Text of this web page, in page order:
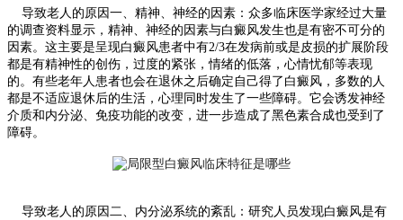
导致老人的原因一、精神、神经的因素：众多临床医学家经过大量
的调查资料显示，精神、神经的因素与白癜风发生也是有密不可分的
因素。这主要是呈现白癜风患者中有2/3在发病前或是皮损的扩展阶段
都是有精神性的创伤，过度的紧张，情绪的低落，心情忧郁等表现
的。有些老年人患者也会在退休之后确定自己得了白癜风，多数的人
都是不适应退休后的生活，心理同时发生了一些障碍。它会诱发神经
介质和内分泌、免疫功能的改变，进一步造成了黑色素合成也受到了
障碍。
导致老人的原因二、内分泌系统的紊乱：研究人员发现白癜风是有